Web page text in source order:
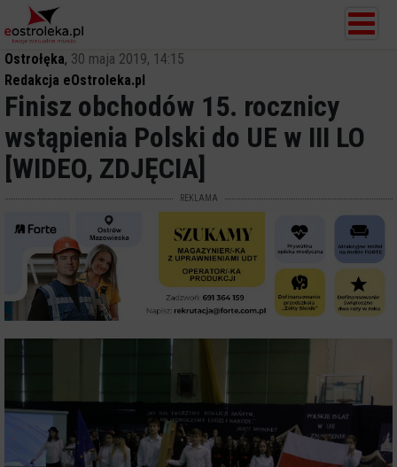
Ostrołęka, 30 maja 2019, 14:15
Redakcja eOstroleka.pl
Finisz obchodów 15. rocznicy
wstąpienia Polski do UE w III LO
[WIDEO, ZDJĘCIA]
REKLAMA